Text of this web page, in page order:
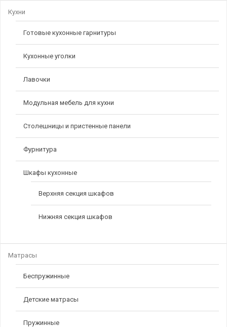
Кухни
Готовые кухонные гарнитуры
Кухонные уголки
Лавочки
Модульная мебель для кухни
Столешницы и пристенные панели
Фурнитура
Шкафы кухонные
Верхняя секция шкафов
Нижняя секция шкафов
Матрасы
Беспружинные
Детские матрасы
Пружинные